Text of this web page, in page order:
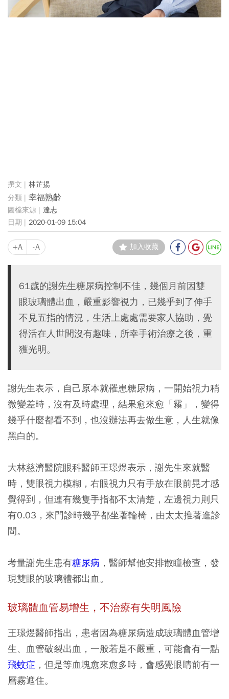
林芷揚
幸福熟齡
達志
2020-01-09 15:04
+A -A 加入收藏
61歲的謝先生糖尿病控制不佳，幾個月前因雙
眼玻璃體出血，嚴重影響視力，已幾乎到了伸手
不見五指的情況，生活上處處需要家人協助，覺
得活在人世間沒有趣味，所幸手術治療之後，重
獲光明。
謝先生表示，自己原本就罹患糖尿病，一開始視力稍
微變差時，沒有及時處理，結果愈來愈「霧」，變得
幾乎什麼都看不到，也沒辦法再去做生意，人生就像
黑白的。
大林慈濟醫院眼科醫師王璟煜表示，謝先生來就醫
時，雙眼視力模糊，右眼視力只有手放在眼前晃才感
覺得到，但連有幾隻手指都不太清楚，左邊視力則只
有0.03，來門診時幾乎都坐著輪椅，由太太推著進診
間。
考量謝先生患有糖尿病 ，醫師幫他安排散瞳檢查，發
現雙眼的玻璃體都出血。
玻璃體血管易增生，不治療有失明風險
王璟煜醫師指出，患者因為糖尿病造成玻璃體血管增
生、血管破裂出血，一般若是不嚴重，可能會有一點
飛蚊症 ，但是等血塊愈來愈多時，會感覺眼睛前有一
層霧遮住。